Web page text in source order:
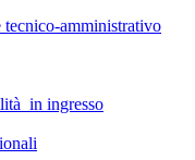
amministrativo
in ingresso